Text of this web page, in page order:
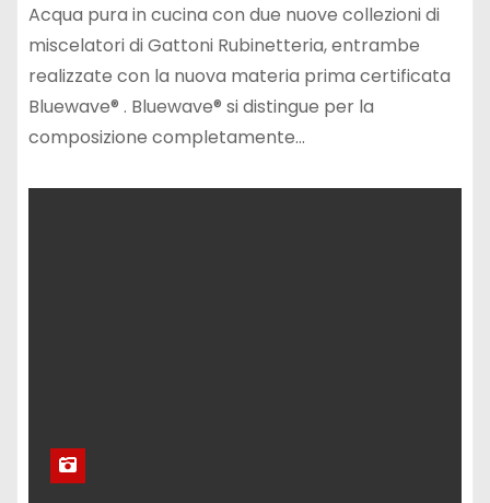
Acqua pura in cucina con due nuove collezioni di
miscelatori di Gattoni Rubinetteria, entrambe
realizzate con la nuova materia prima certificata
Bluewave® . Bluewave® si distingue per la
composizione completamente…